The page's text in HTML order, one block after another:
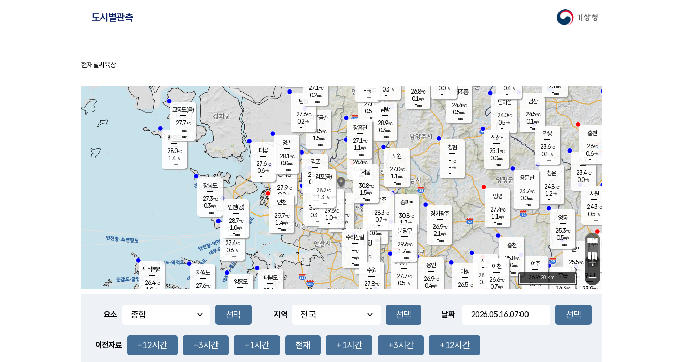
기상청
도시별관측
홈
현재날씨 육상
풍도
0.7m/s
문막
25.5℃
1.5m/s
mm
남이섬
24.0℃
0.5m/s
-mm
무의도
27.4℃
0.6m/s
-mm
영흥도
볼음도
28.0℃
1.4m/s
-mm
자월도
27.6℃
양주
27.0℃
0.5
-mm
부론
24.3℃
과천
26.4℃
0.0m/s
- mm
남산
24.5℃
0.1 m/s
-mm
장봉도
27.3℃
0.3m/s
-mm
-mm
청운
24.8℃
1.2m/s
-mm
팔봉
23.6℃
0.1 m/s
-mm
-mm
용인
26.9℃
0.4m/s
여주
26.9℃
0.7m/s
양동
25.3℃
0.5m/s
-mm
경기광주
26.9℃
2.1 m/s
-mm
장호원
0.4m/s
-mm
26.3
℃
대부도
25.6
-
경서동
27.9℃
0.0m/s
-mm
파주금촌
28.5℃
1.5m/s
-mm
가평조종
24.4℃
0.5m/s
-mm
26.8℃
0.1 m/s
-mm
대곶
27.6℃
0.6m/s
-mm
신천*
25.1℃
0.0m/s
-mm
창현
-℃
-m/s
-mm
탄현
27.6℃
0.2m/s
-mm
0.0m/s
-mm
28.4℃
1.4m/s
-mm
흥천
25.8℃
0.0m/s
-mm
마장
26.5℃
의왕
- ℃
m/s
mm
김포
28.8℃
0.1 m/s
mm
설봉
28.1
0.7 m/s
- mm
광명
30.6 ℃
0.5 m/s
-mm
부천
30.4℃
0.3m/s
-mm
-mm
양촌
28.1℃
0.0m/s
-mm
구로
29.8℃
1.0m/s
-mm
은평
26.4℃
0.4 m/s
- mm
노원
27.0℃
1.1 m/s
-mm
송파*
30.8℃
1.7m/s
-mm
서초
28.3℃
0.7m/s
-mm
남방
28.9℃
0.3m/s
-mm
기흥구갈
27.7℃
0.5m/s
-
수리산길
-℃
-m/s
-mm
분당구
29.6℃
1.7m/s
-mm
장흥면
27.1℃
1.1 m/s
-mm
-m/s
-mm
시동
23.4℃
0.0m/s
- mm
귀래
23.9℃
서원
24.3℃
0.5m/s
-mm
용문산
23.7℃
0.0m/s
-mm
덕적북리
26.4℃
1.9m/s
인천(공)
28.7℃
1.0m/s
-mm
김포(공)
28.2℃
1.3m/s
-mm
교동도(음)
27.7℃
-m/s
-mm
홍천
26℃
0.6m/s
-mm
이천
26.6℃
0.7m/s
양평
27.4℃
1.1 m/s
-mm
수원
27.8℃
0.8 m/s
인천
29.7℃
1.4m/s
-mm
서울
30.8℃
1.5m/s
-mm
2.1 m/s
-mm
27.1℃
0.2m/s
-mm
0.3m/s
-mm
+
−
20 km
요소 지역 날짜
이전자료 -12시간 -3시간 -1시간 현재 +1시간 +3시간 +12시간